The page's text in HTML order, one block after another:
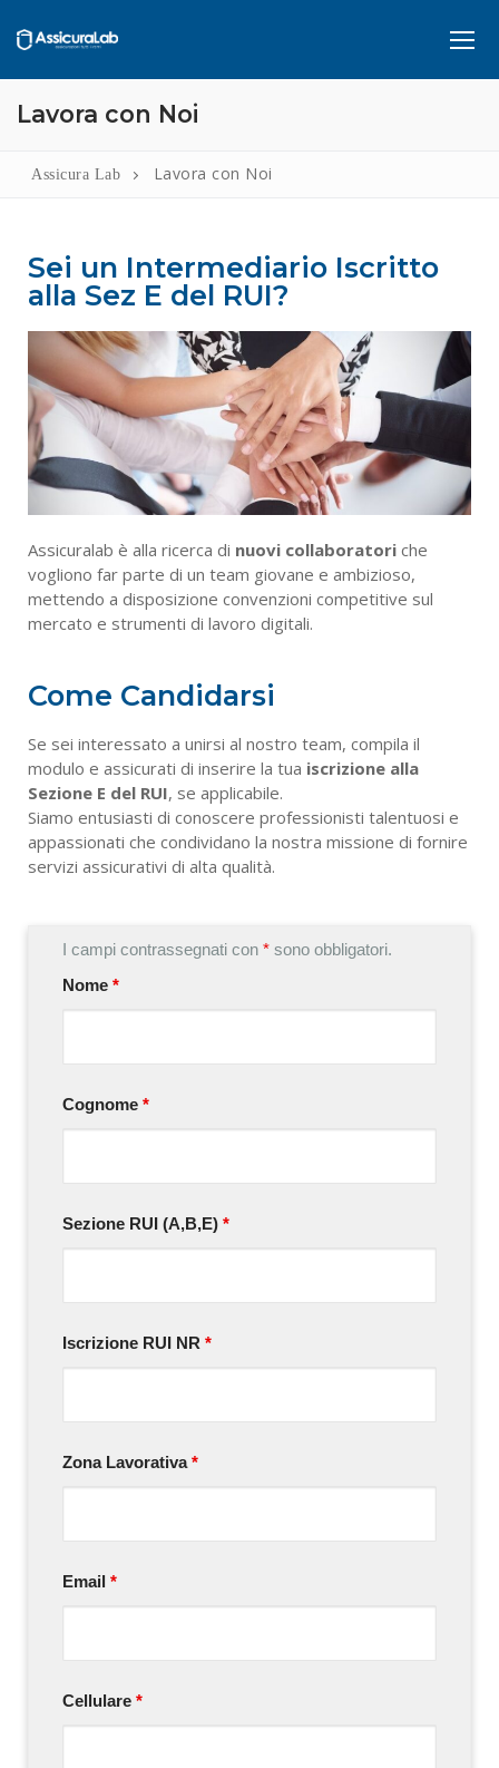
Home
Infortuni
Assicurazione Sanitaria
Pensione Integrativa
Piano di Accumulo
Rc Professionale
Copertura Assicurativa per Imprese Edili
Fideiussioni
Donazioni Immobiliari
Polizza Vita Caso Morte
RCA Storica
RCA
Chi Siamo
Lavora Con Noi
Contatti
Lavora con Noi
Assicura Lab Lavora con Noi
Sei un Intermediario Iscritto
alla Sez E del RUI?
Assicuralab è alla ricerca di nuovi collaboratori che
vogliono far parte di un team giovane e ambizioso,
mettendo a disposizione convenzioni competitive sul
mercato e strumenti di lavoro digitali.
Come Candidarsi
Se sei interessato a unirsi al nostro team, compila il
modulo e assicurati di inserire la tua iscrizione alla
Sezione E del RUI, se applicabile.
Siamo entusiasti di conoscere professionisti talentuosi e
appassionati che condividano la nostra missione di fornire
servizi assicurativi di alta qualità.
I campi contrassegnati con * sono obbligatori.
Nome *
Cognome *
Sezione RUI (A,B,E) *
Iscrizione RUI NR *
Zona Lavorativa*
Email *
Cellulare *